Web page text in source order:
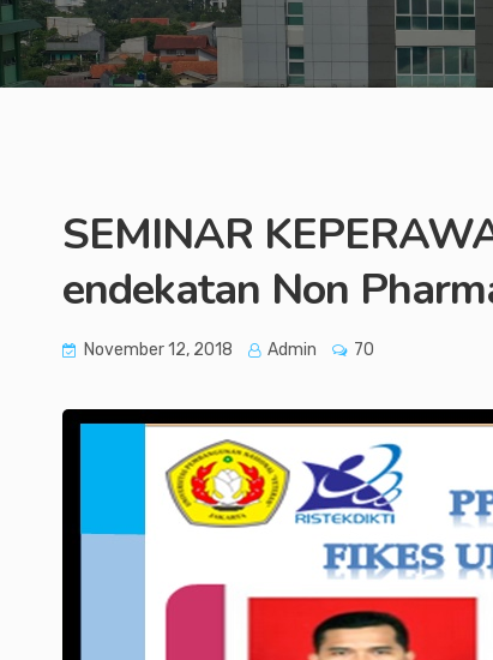
SEMINAR
endekatan Non
November 12, 2018 Admin 70